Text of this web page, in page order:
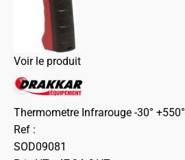
Voir le produit
Thermometre Infrarouge -30° +550°
Ref :
SOD09081